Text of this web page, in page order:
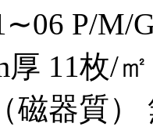
P/M/
厚 11枚/
磁器質